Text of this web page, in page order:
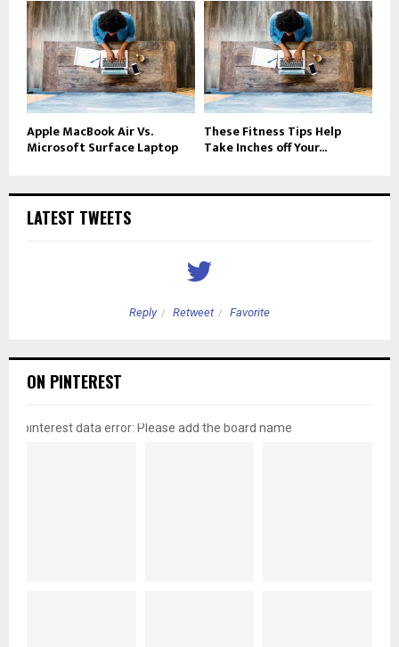
Apple MacBook Air Vs.
Microsoft Surface Laptop
These Fitness Tips Help
Take Inches off Your...
LATEST TWEETS
Reply Retweet Favorite
ON PINTEREST
pinterest data error: Please add the board name